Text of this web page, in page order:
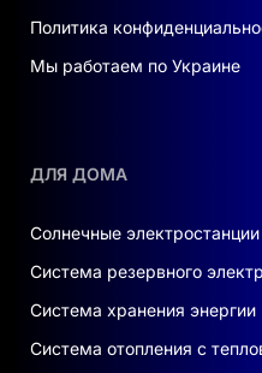
Политика
Мы работаем по Украине
ДЛЯ ДОМА
Солнечные электростанции
Система резервного
Система хранения энергии
Система отопления с